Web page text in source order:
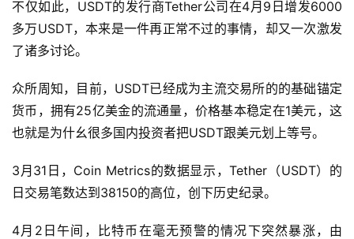
不仅如此，USDT的发行商Tether公司在4月9日增发6000
多万USDT，本来是一件再正常不过的事情，却又一次激发
了诸多讨论。
众所周知，目前，USDT已经成为主流交易所的的基础锚定
货币，拥有25亿美金的流通量，价格基本稳定在1美元，这
也就是为什幺很多国内投资者把USDT跟美元划上等号。
3月31日，Coin Metrics的数据显示，Tether（USDT）的
日交易笔数达到38150的高位，创下历史纪录。
4月2日午间，比特币在毫无预警的情况下突然暴涨，由